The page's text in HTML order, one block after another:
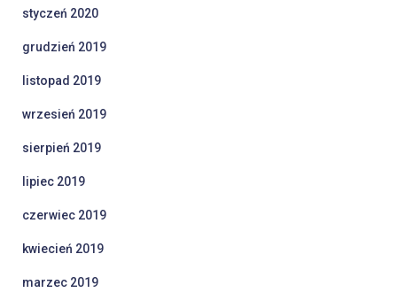
styczeń 2020
grudzień 2019
listopad 2019
wrzesień 2019
sierpień 2019
lipiec 2019
czerwiec 2019
kwiecień 2019
marzec 2019